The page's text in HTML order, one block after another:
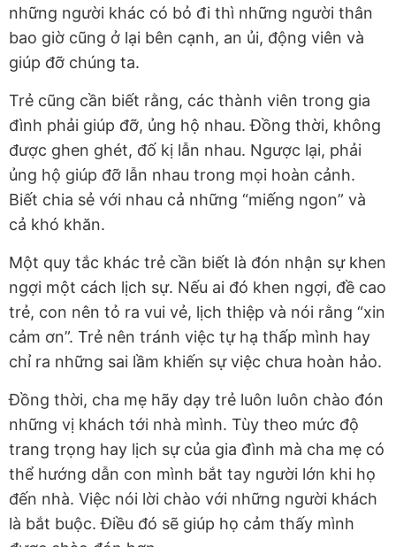
những người khác có bỏ đi thì những người thân
bao giờ cũng ở lại bên cạnh, an ủi, động viên và
giúp đỡ chúng ta.
Trẻ cũng cần biết rằng, các thành viên trong gia
đình phải giúp đỡ, ủng hộ nhau. Đồng thời, không
được ghen ghét, đố kị lẫn nhau. Ngược lại, phải
ủng hộ giúp đỡ lẫn nhau trong mọi hoàn cảnh.
Biết chia sẻ với nhau cả những “miếng ngon” và
cả khó khăn.
Một quy tắc khác trẻ cần biết là đón nhận sự khen
ngợi một cách lịch sự. Nếu ai đó khen ngợi, đề cao
trẻ, con nên tỏ ra vui vẻ, lịch thiệp và nói rằng “xin
cảm ơn”. Trẻ nên tránh việc tự hạ thấp mình hay
chỉ ra những sai lầm khiến sự việc chưa hoàn hảo.
Đồng thời, cha mẹ hãy dạy trẻ luôn luôn chào đón
những vị khách tới nhà mình. Tùy theo mức độ
trang trọng hay lịch sự của gia đình mà cha mẹ có
thể hướng dẫn con mình bắt tay người lớn khi họ
đến nhà. Việc nói lời chào với những người khách
là bắt buộc. Điều đó sẽ giúp họ cảm thấy mình